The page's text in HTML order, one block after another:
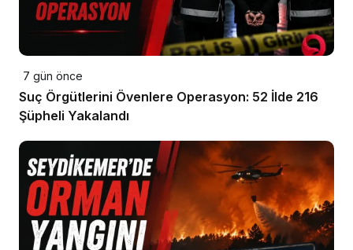
7 gün önce
Suç Örgütlerini Övenlere Operasyon: 52 İlde 216
Şüpheli Yakalandı